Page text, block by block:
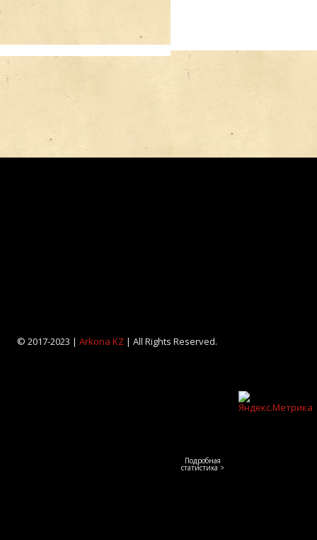
© 2017-2023 | Arkona KZ| All Rights Reserved.
Подробная
статистика >